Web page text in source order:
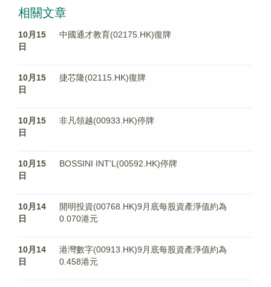
相關文章
10月15
日
中國通才教育(02175.HK)復牌
10月15
日
捷芯隆(02115.HK)復牌
10月15
日
非凡領越(00933.HK)停牌
10月15
日
BOSSINI INT'L(00592.HK)停牌
10月14
日
開明投資(00768.HK)9月底每股資產淨值約為
0.070港元
10月14
日
港灣數字(00913.HK)9月底每股資產淨值約為
0.458港元